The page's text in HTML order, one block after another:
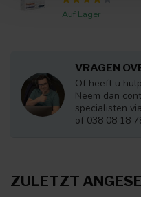
Auf Lager
VRAGEN
Of heeft u
Neem dan
specialisten via
of 038 08 18
ZULETZT